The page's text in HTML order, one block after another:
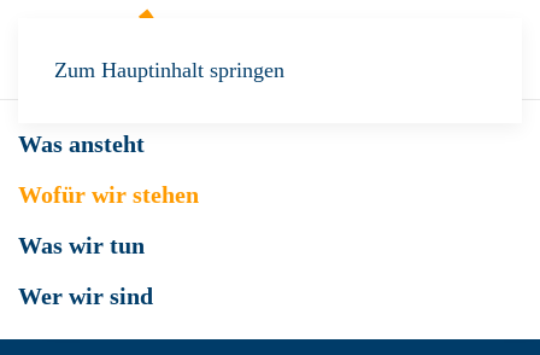
Zum Hauptinhalt springen
Was ansteht
Wofür wir stehen
Was wir tun
Wer wir sind